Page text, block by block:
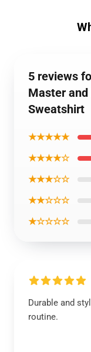
5 reviews
Master
Sweatshirt
★★★★★
★★★★☆
★★★☆☆
★★☆☆☆
★☆☆☆☆
Durable and
routine.